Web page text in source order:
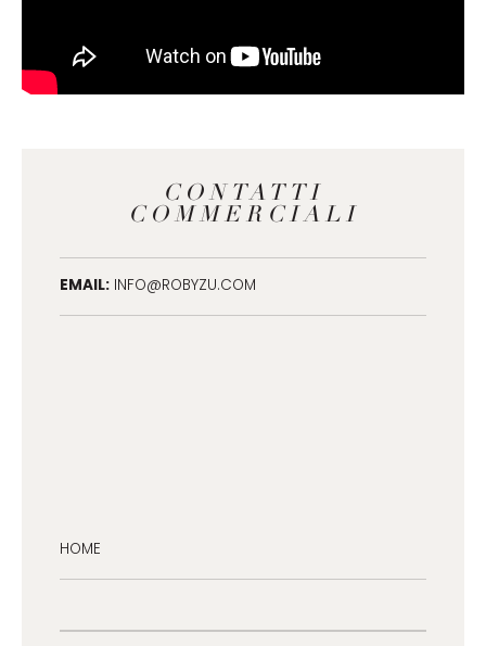
CONTATTI
COMMERCIALI
EMAIL: INFO@ROBYZU.COM
HOME